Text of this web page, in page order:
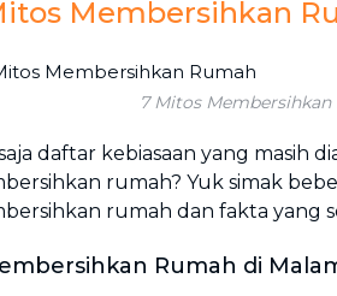
Membersihkan
7 Mitos Membersihkan
daftar kebiasaan yang masih
rumah? Yuk simak
rumah dan fakta yang
Rumah di